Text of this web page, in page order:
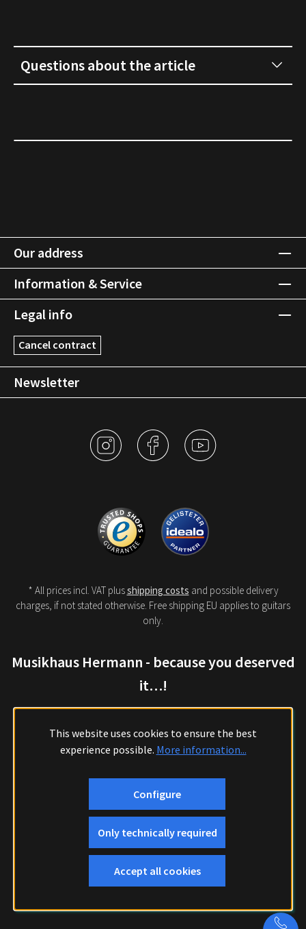
Questions about the article
Our address
Information & Service
Legal info
Cancel contract
Newsletter
* All prices incl. VAT plusshipping costs and possible delivery
charges, if not stated otherwise. Free shipping EU applies to guitars
only.
Musikhaus Hermann - because you deserved
it…!
This website uses cookies to ensure the best
experience possible. More information...
Only technically required
Configure
Accept all cookies